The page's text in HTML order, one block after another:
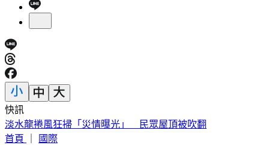
快訊
淡水龍捲風狂掃「災情曝光」 民眾屋頂被吹翻
首頁
國際